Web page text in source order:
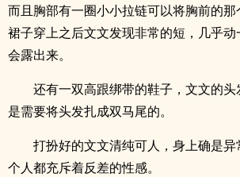
而且胸部有一圈小小拉链可以将胸前的那
裙子穿上之后文文发现非常的短，几乎
会露出来。
还有一双高跟绑带的鞋子，文文的
是需要将头发扎成双马尾的。
打扮好的文文清纯可人，身上确是
个人都充斥着反差的性感。